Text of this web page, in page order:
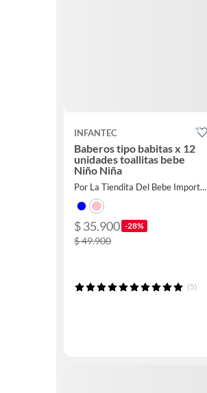
INFANTEC
Baberos tipo babitas x 12
unidades toallitas bebe
Niño Niña
Por La Tiendita Del Bebe Importadora
$ 35.900 -28%
$ 49.900
(5)